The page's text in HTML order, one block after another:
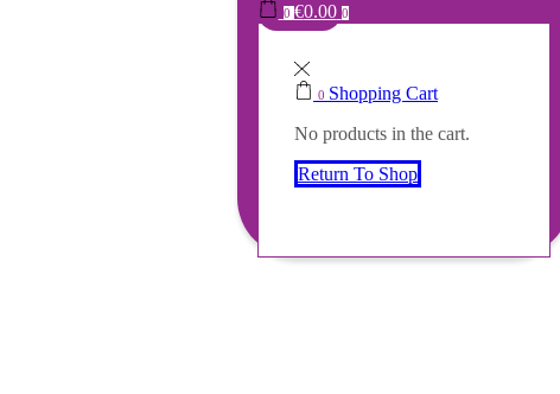
0 €0.00 0
0 Shopping Cart
No products in the cart.
Return To Shop